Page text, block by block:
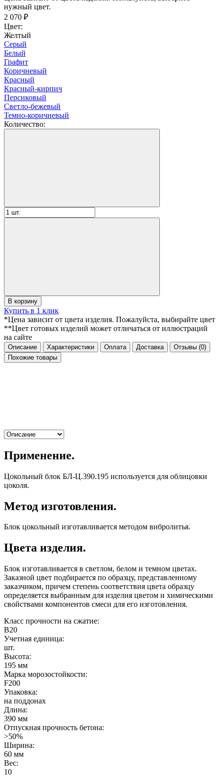
нужный цвет.
2 070 ₽
Цвет:
Желтый
Серый
Белый
Графит
Коричневый
Красный
Красный-кирпич
Персиковый
Светло-бежевый
Темно-коричневый
Количество:
В корзину
Купить в 1 клик
*Цена зависит от цвета изделия. Пожалуйста, выбирайте цвет
**Цвет готовых изделий может отличаться от иллюстраций
на сайте
Описание Характеристики Оплата Доставка Отзывы (0)
Похожие товары
Применение.
Цокольный блок БЛ-Ц.390.195 используется для облицовки
цоколя.
Метод изготовления.
Блок цокольный изготавливается методом вибролитья.
Цвета изделия.
Блок изготавливается в светлом, белом и темном цветах.
Заказной цвет подбирается по образцу, представленному
заказчиком, причем степень соответствия цвета образцу
определяется выбранным для изделия цветом и химическими
свойствами компонентов смеси для его изготовления.
Класс прочности на сжатие:
B20
Учетная единица:
шт.
Высота:
195 мм
Марка морозостойкости:
F200
Упаковка:
на поддонах
Длина:
390 мм
Отпускная прочность бетона:
>50%
Ширина:
60 мм
Вес:
10